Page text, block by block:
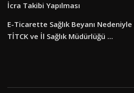
İcra Takibi Yapılması
E-Ticarette Sağlık Beyanı Nedeniyle
TİTCK ve İl Sağlık Müdürlüğü ...